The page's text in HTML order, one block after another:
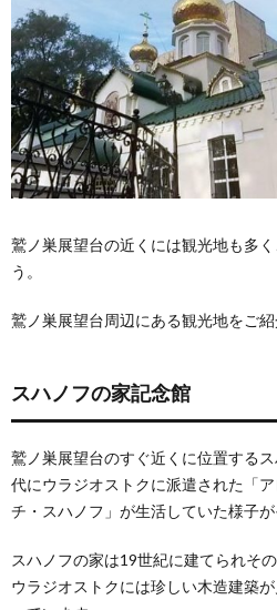
鷲ノ
巣展
望台
に行
って
みよ
う
鷲ノ巣展望台の近くには観光地も多
う。
鷲ノ巣展望台周辺にある観光地をご紹
スハノフの家記念館
鷲ノ巣展望台のすぐ近くに位置する
代にウラジオストクに派遣された「
チ・スハノフ」が生活していた様子
スハノフの家は19世紀に建てられそ
ウラジオストクには珍しい木造建築